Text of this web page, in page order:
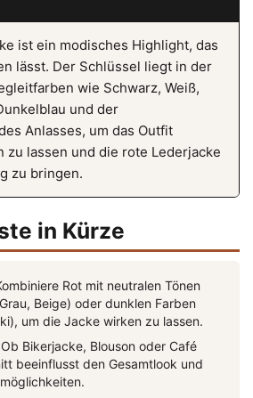
ist ein modisches Highlight, das
lässt. Der Schlüssel liegt in der
wie Schwarz, Weiß,
und der
Anlasses, um das Outfit
zu lassen und die rote Lederjacke
zu bringen.
in Kürze
Rot mit neutralen Tönen
Beige) oder dunklen Farben
um die Jacke wirken zu lassen.
Ob Bikerjacke, Blouson oder Café
beeinflusst den Gesamtlook und